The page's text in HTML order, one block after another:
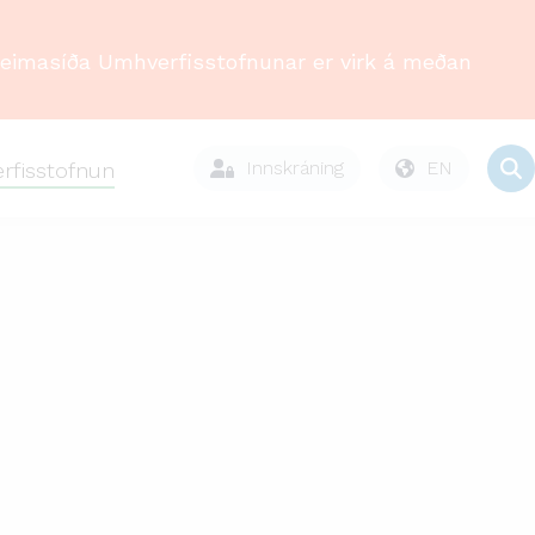
Innskráning EN
Umhverfisstofnunar er virk á meðan